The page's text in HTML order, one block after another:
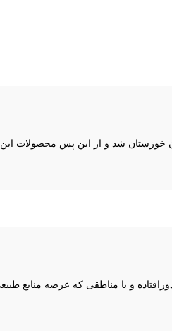
شد و از این پس محصولات این